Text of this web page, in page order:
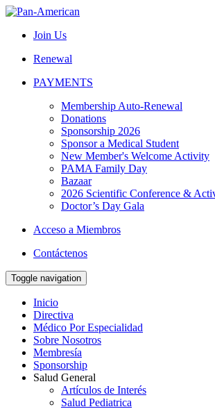
Join Us
Renewal
PAYMENTS
Membership Auto-Renewal
Donations
Sponsorship 2026
Sponsor a Medical Student
New Member's Welcome Activity
PAMA Family Day
Bazaar
2026 Scientific Conference &
Doctor’s Day Gala
Acceso a Miembros
Contáctenos
Toggle navigation
Inicio
Directiva
Médico Por Especialidad
Sobre Nosotros
Membresía
Sponsorship
Salud General
Artículos de Interés
Salud Pediatrica